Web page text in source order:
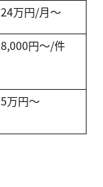
24万円/月〜
8,000円〜/件
5万円〜